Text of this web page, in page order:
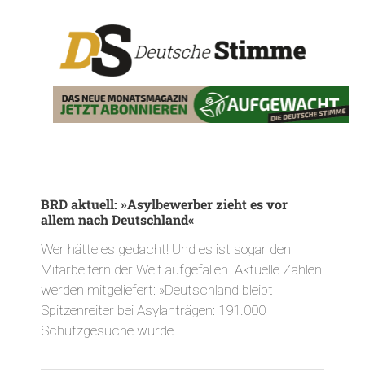
BRD aktuell: »Asylbewerber zieht es vor
allem nach Deutschland«
Wer hätte es gedacht! Und es ist sogar den
Mitarbeitern der Welt aufgefallen. Aktuelle Zahlen
werden mitgeliefert: »Deutschland bleibt
Spitzenreiter bei Asylanträgen: 191.000
Schutzgesuche wurde